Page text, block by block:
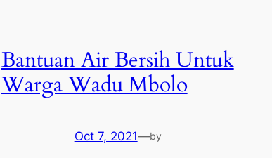
Bantuan Air Bersih Untuk
Warga Wadu Mbolo
Oct 7, 2021—by